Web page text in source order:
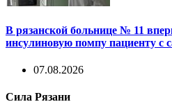
В рязанской больнице № 11
инсулиновую помпу пациенту с
07.08.2026
Сила Рязани